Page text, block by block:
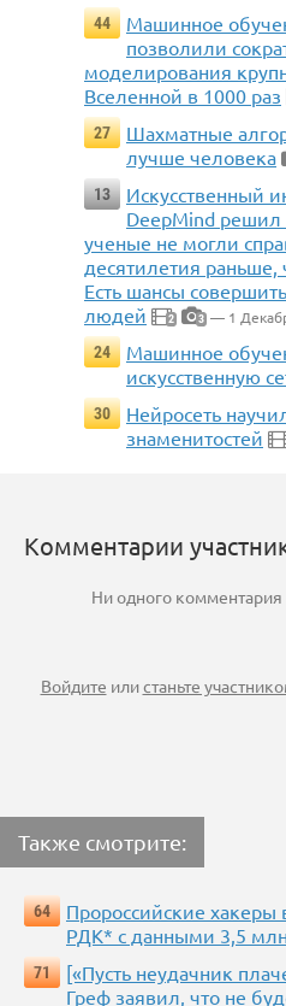
44
Машинное
позволили
моделирования
Вселенной в 1000 раз
27
Шахматные
лучше человека
13
Искусственный
DeepMind решил
ученые не могли
десятилетия
Есть шансы
людей
2 3 — 1
24
Машинное
искусственную
30
Нейросеть
знаменитостей
Комментарии
Ни одного
Войдите илистаньте
Также смотрите:
64
Пророссийские хакеры
РДК* с данными 3,5
71
[«Пусть неудачник
Греф заявил, что не